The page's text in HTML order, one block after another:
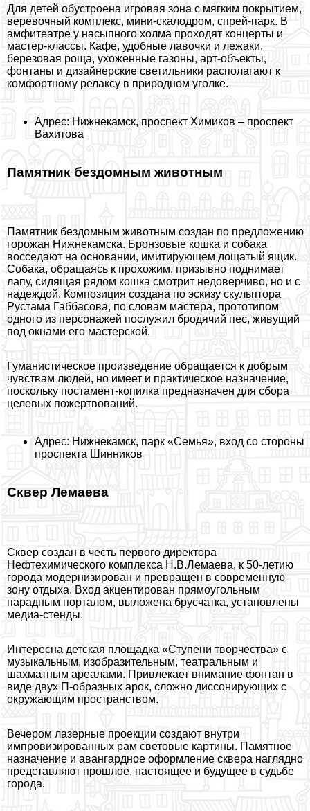
Для детей обустроена игровая зона с мягким покрытием,
веревочный комплекс, мини-скалодром, спрей-парк. В
амфитеатре у насыпного холма проходят концерты и
мастер-классы. Кафе, удобные лавочки и лежаки,
березовая роща, ухоженные газоны, арт-объекты,
фонтаны и дизайнерские светильники располагают к
комфортному релаксу в природном уголке.
Адрес: Нижнекамск, проспект Химиков – проспект
Вахитова
Памятник бездомным животным
Памятник бездомным животным создан по предложению
горожан Нижнекамска. Бронзовые кошка и собака
восседают на основании, имитирующем дощатый ящик.
Собака, обращаясь к прохожим, призывно поднимает
лапу, сидящая рядом кошка смотрит недоверчиво, но и с
надеждой. Композиция создана по эскизу скульптора
Рустама Габбасова, по словам мастера, прототипом
одного из персонажей послужил бродячий пес, живущий
под окнами его мастерской.
Гуманистическое произведение обращается к добрым
чувствам людей, но имеет и пpaктическое назначение,
поскольку постамент-копилка предназначен для сбора
целевых пожертвований.
Адрес: Нижнекамск, парк «Семья», вход со стороны
проспекта Шинников
Сквер Лемаева
Сквер создан в честь первого директора
Нефтехимического комплекса Н.В.Лемаева, к 50-летию
города модернизирован и превращен в современную
зону отдыха. Вход акцентирован прямоугольным
парадным порталом, выложена брусчатка, установлены
медиа-стенды.
Интересна детская площадка «Ступени творчества» с
музыкальным, изобразительным, театральным и
шахматным ареалами. Привлекает внимание фонтан в
виде двух П-образных арок, сложно диссонирующих с
окружающим прострaнcтвом.
Вечером лазерные проекции создают внутри
импровизированных рам световые картины. Памятное
назначение и авангардное оформление сквера наглядно
представляют прошлое, настоящее и будущее в судьбе
города.